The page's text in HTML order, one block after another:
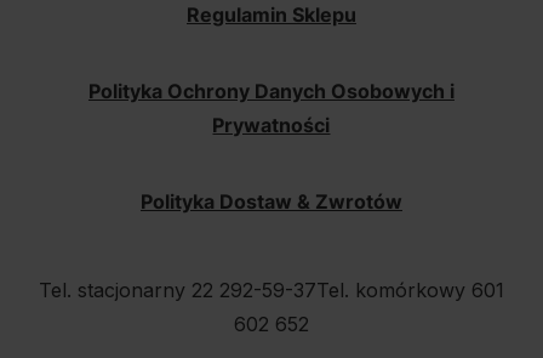
Regulamin Sklepu
Polityka Ochrony Danych Osobowych i
Prywatności
Polityka Dostaw & Zwrotów
Tel. stacjonarny 22 292-59-37Tel. komórkowy 601
602 652